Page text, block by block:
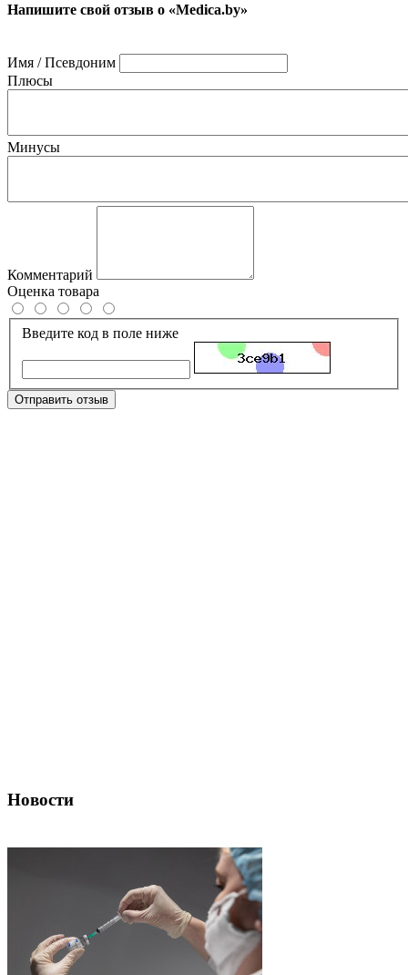
Напишите свой отзыв о «Medica.by»
Имя / Псевдоним
Плюсы
Минусы
Комментарий
Оценка товара
Введите код в поле ниже
Отправить отзыв
Новости